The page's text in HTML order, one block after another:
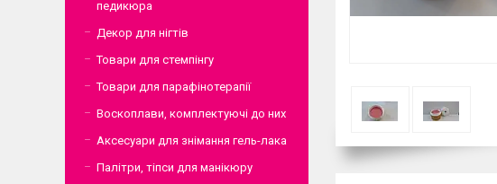
педикюра
Декор для нігтів
Товари для стемпінгу
Товари для парафінотерапії
Воскоплави, комплектуючі до них
Аксесуари для знімання гель-лака
Палітри, тіпси для манікюру